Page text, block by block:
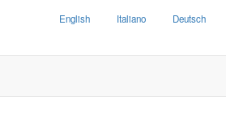
English Italiano Deutsch